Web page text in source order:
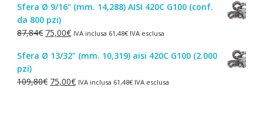
originale
era:
1,50€.
attuale
è:
1,00€.
Sfera Ø 9/16" (mm. 14,288) AISI 420C G100 (conf.
da 800 pzi)
87,84€ Il
originale
87,84€.
75,00€Il
attuale
75,00€.
IVA inclusa 61,48€IVA esclusa
Sfera Ø 13/32" (mm. 10,319) aisi 420C G100 (2.000
pzi)
109,80€ Il
75,00€IlIVA inclusa 61,48€IVA esclusa